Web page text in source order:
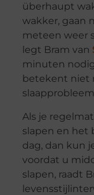
überhaupt
wakker, gaan
meteen weer
legt Bram van
minuten
betekent niet
Als je
slapen en het
dag, dan kun
voordat u
slapen, raadt